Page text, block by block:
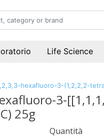
Life Science
hexafluoro-3-(1,2,2,2-
3-
25g
Quantità